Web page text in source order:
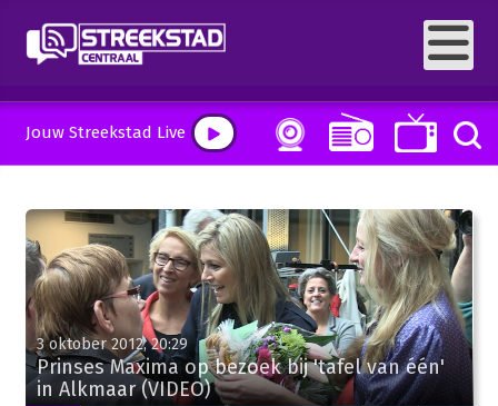
Jouw Streekstad Live
3 oktober 2012, 20:29
Prinses Maxima op bezoek bij 'tafel van één'
in Alkmaar (VIDEO)